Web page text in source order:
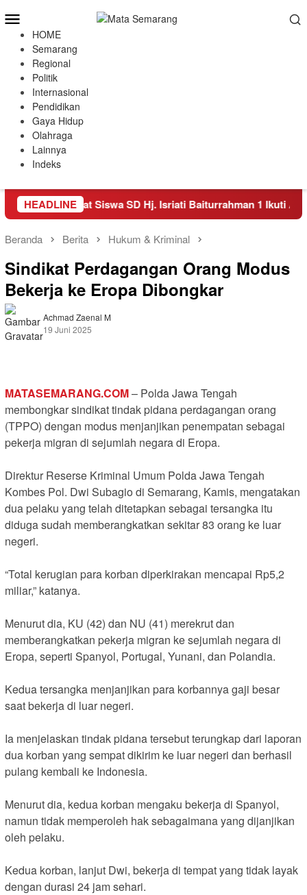
ke
kontenMobile
HOME
Semarang
Regional
Politik
Internasional
Pendidikan
Gaya Hidup
Olahraga
Lainnya
Indeks
HEADLINE
Empat Siswa SD Hj. Isriati Baiturrahman 1 Ikuti Ajang
Beranda Berita Hukum & Kriminal
Sindikat Perdagangan Orang Modus
Bekerja ke Eropa Dibongkar
Achmad Zaenal M
19 Juni 2025
MATASEMARANG.COM– Polda Jawa Tengah
membongkar sindikat tindak pidana perdagangan orang
(TPPO) dengan modus menjanjikan penempatan sebagai
pekerja migran di sejumlah negara di Eropa.
Direktur Reserse Kriminal Umum Polda Jawa Tengah
Kombes Pol. Dwi Subagio di Semarang, Kamis, mengatakan
dua pelaku yang telah ditetapkan sebagai tersangka itu
diduga sudah memberangkatkan sekitar 83 orang ke luar
negeri.
“Total kerugian para korban diperkirakan mencapai Rp5,2
miliar,” katanya.
Menurut dia, KU (42) dan NU (41) merekrut dan
memberangkatkan pekerja migran ke sejumlah negara di
Eropa, seperti Spanyol, Portugal, Yunani, dan Polandia.
Kedua tersangka menjanjikan para korbannya gaji besar
saat bekerja di luar negeri.
Ia menjelaskan tindak pidana tersebut terungkap dari laporan
dua korban yang sempat dikirim ke luar negeri dan berhasil
pulang kembali ke Indonesia.
Menurut dia, kedua korban mengaku bekerja di Spanyol,
namun tidak memperoleh hak sebagaimana yang dijanjikan
oleh pelaku.
Kedua korban, lanjut Dwi, bekerja di tempat yang tidak layak
dengan durasi 24 jam sehari.